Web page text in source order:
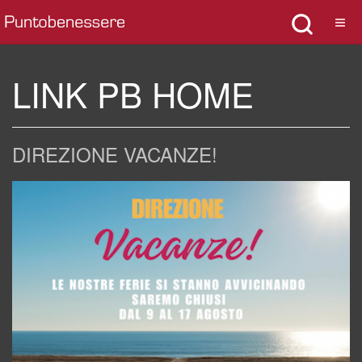
LINK PB HOME
DIREZIONE VACANZE!